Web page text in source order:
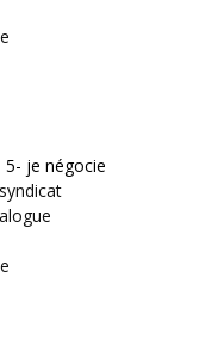
5- je négocie